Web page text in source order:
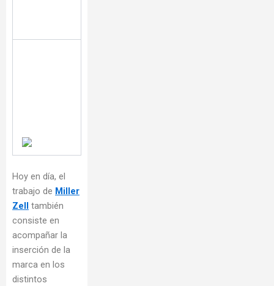
Hoy en día, el
trabajo de Miller
Zell también
consiste en
acompañar la
inserción de la
marca en los
distintos